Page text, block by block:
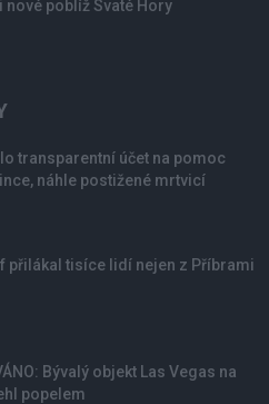
nové poblíž Svaté Hory
transparentní účet na pomoc
náhle postižené mrtvicí
přilákal tisíce lidí nejen z Příbrami
Bývalý objekt Las Vegas na
popelem